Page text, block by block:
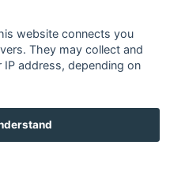
website connects you
They may collect and
address, depending on